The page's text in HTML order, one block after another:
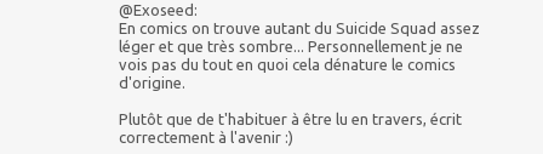
@Exoseed:
En comics on trouve autant du Suicide Squad assez
léger et que très sombre... Personnellement je ne
vois pas du tout en quoi cela dénature le comics
d'origine.
Plutôt que de t'habituer à être lu en travers, écrit
correctement à l'avenir :)